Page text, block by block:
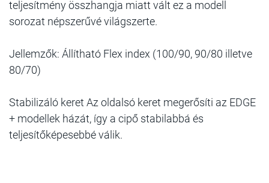
teljesítmény összhangja miatt vált ez a modell
sorozat népszerűvé világszerte.
Jellemzők: Állítható Flex index (100/90, 90/80 illetve
80/70)
Stabilizáló keret Az oldalsó keret megerősíti az EDGE
+ modellek házát, így a cipő stabilabbá és
teljesítőképesebbé válik.